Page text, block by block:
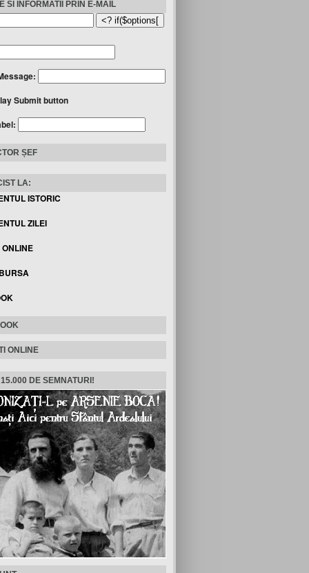
SI INFORMATII PRIN E-MAIL
Submit button
ȘEF
LA:
ISTORIC
ZILEI
ONLINE
DE SEMNATURI!